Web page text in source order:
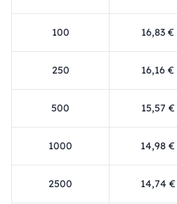
100 16,83 €
250 16,16 €
500 15,57 €
1000 14,98 €
2500 14,74 €